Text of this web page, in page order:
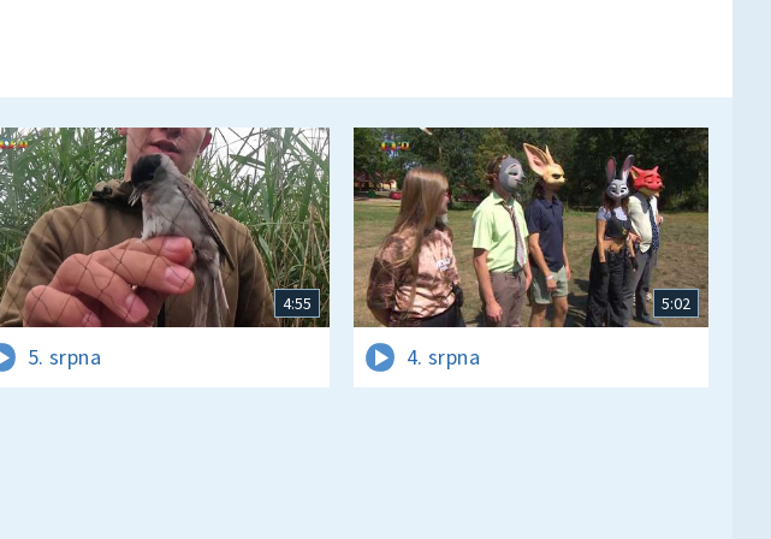
4:55
5. srpna
5:02
4. srpna